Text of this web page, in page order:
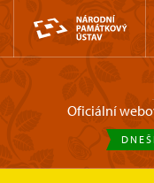
oficiální